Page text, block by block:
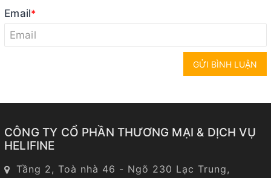
Email*
GỬI BÌNH LUẬN
CÔNG TY CỔ PHẦN THƯƠNG MẠI & DỊCH VỤ
HELIFINE
Tầng 2, Toà nhà 46 - Ngõ 230 Lạc Trung,